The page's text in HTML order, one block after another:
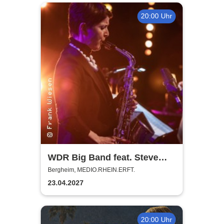
20:00 Uhr
WDR Big Band feat. Steve
Gadd - Master of Groove
Bergheim, MEDIO.RHEIN.ERFT.
23.04.2027
20:00 Uhr